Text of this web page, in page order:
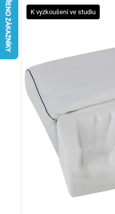
K vyzkoušení ve studiu